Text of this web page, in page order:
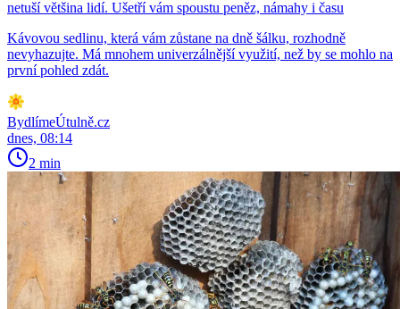
netuší většina lidí. Ušetří vám spoustu peněz, námahy i času
Kávovou sedlinu, která vám zůstane na dně šálku, rozhodně
nevyhazujte. Má mnohem univerzálnější využití, než by se mohlo na
první pohled zdát.
BydlímeÚtulně.cz
dnes, 08:14
2 min